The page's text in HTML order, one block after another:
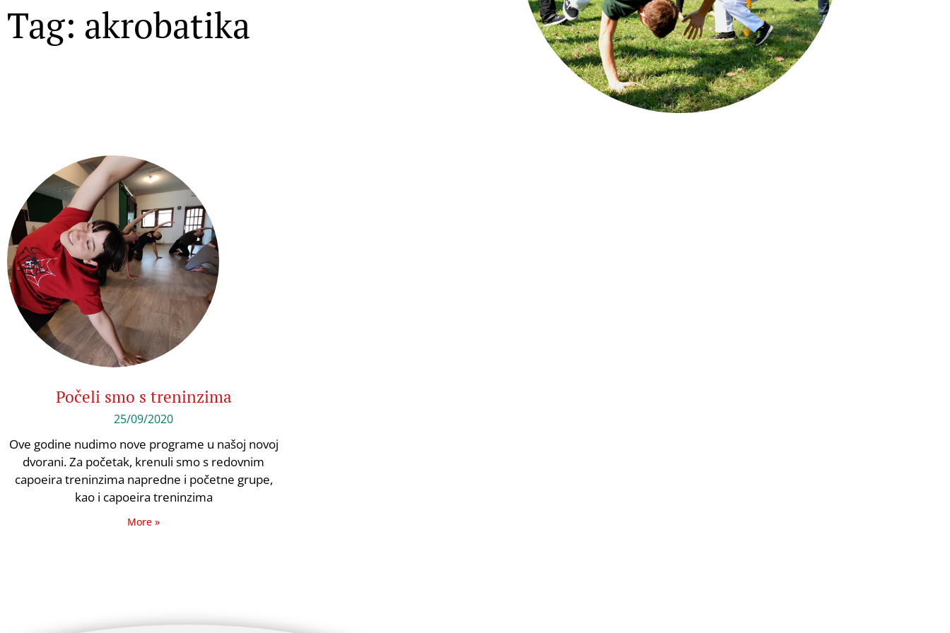
Tag: akrobatika
Počeli smo s treninzima
25/09/2020
Ove godine nudimo nove programe u našoj novoj
dvorani. Za početak, krenuli smo s redovnim
capoeira treninzima napredne i početne grupe,
kao i capoeira treninzima
More »